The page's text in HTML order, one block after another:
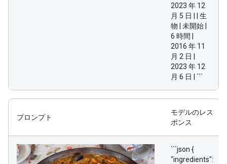
2023 年 12
月 5 日 | | 生
物 | 未開始 |
6 時間 |
2016 年 11
月 2 日 |
2023 年 12
月 6 日 | ```
プロンプト
モデルのレス
ポンス
```json {
"ingredients":